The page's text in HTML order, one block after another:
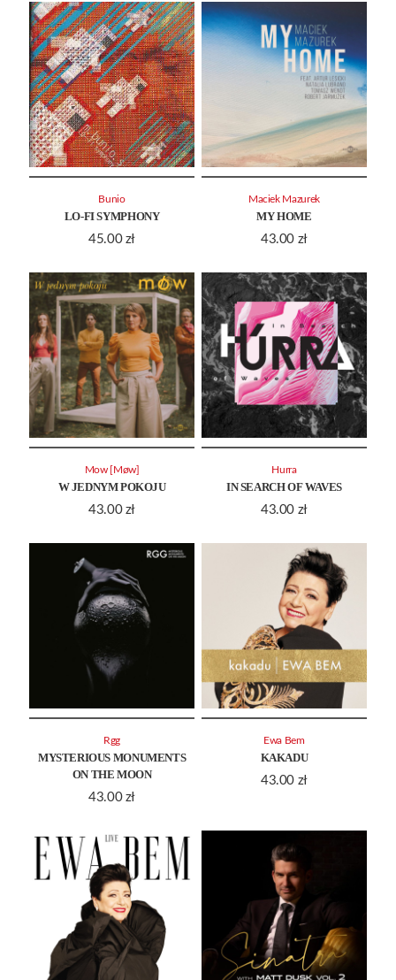
LO-FI SYMPHONY
45.00 zł
Bunio
MY HOME
43.00 zł
Maciek Mazurek
W JEDNYM POKOJU
43.00 zł
Mow [Møw]
IN SEARCH OF WAVES
43.00 zł
Hurra
MYSTERIOUS MONUMENTS
ON THE MOON
43.00 zł
Rgg
KAKADU
43.00 zł
Ewa Bem